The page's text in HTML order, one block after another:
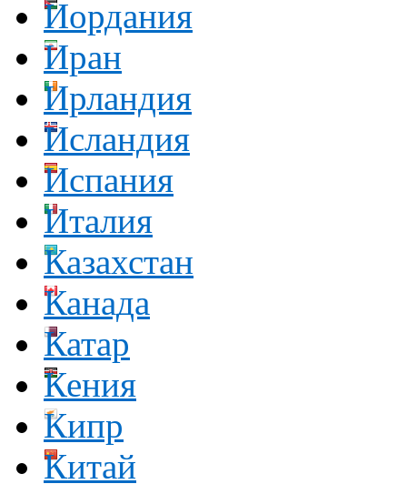
Иордания
Иран
Ирландия
Исландия
Испания
Италия
Казахстан
Канада
Катар
Кения
Кипр
Китай